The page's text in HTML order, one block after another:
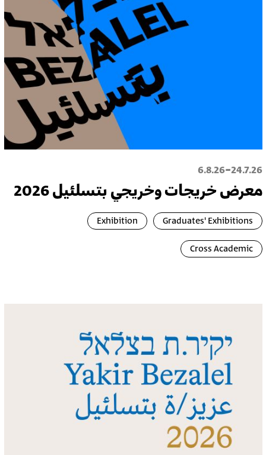
24.7.26
-
6.8.26
معرض خريجات وخريجي بتسلئيل 2026
Graduates' Exhibitions
Exhibition
Cross Academic